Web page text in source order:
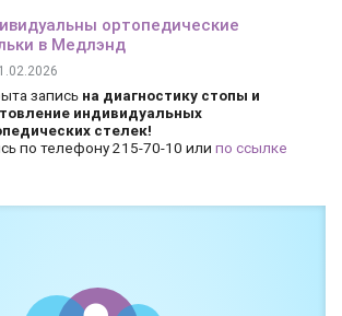
ортопедические
в Медлэнд
запись на диагностику стопы и
индивидуальных
стелек!
по телефону 215-70-10 или по ссылке